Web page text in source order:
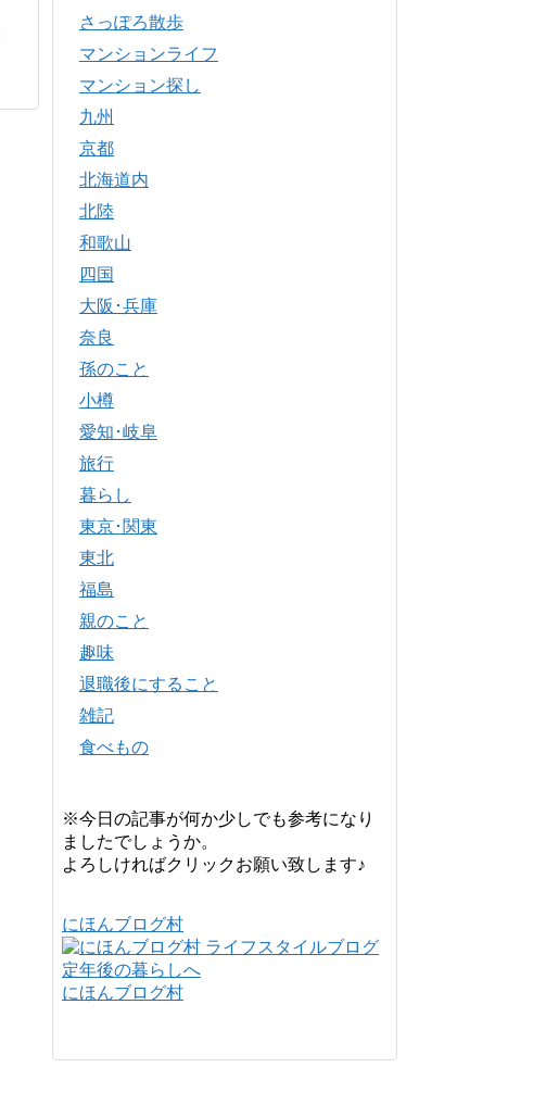
さっぽろ散歩
マンションライフ
マンション探し
九州
京都
北海道内
北陸
和歌山
四国
大阪･兵庫
奈良
孫のこと
小樽
愛知･岐阜
旅行
暮らし
東京･関東
東北
福島
親のこと
趣味
退職後にすること
雑記
食べもの
※今日の記事が何か少しでも参考になり
ましたでしょうか。
よろしければクリックお願い致します♪
にほんブログ村
にほんブログ村